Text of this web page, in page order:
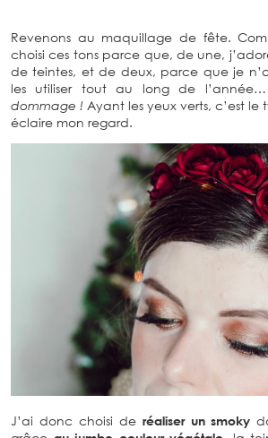
Revenons au maquillage de fête.
choisi ces tons parce que, de une,
de teintes, et de deux, parce que je
les utiliser tout au long de
dommage ! Ayant les yeux verts, c’est
éclaire mon regard.
J’ai donc choisi de réaliser un smoky